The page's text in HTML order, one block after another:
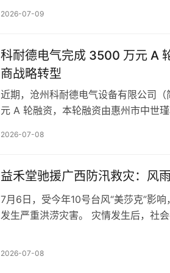
新馆，9/10/11/12 四大展馆，8 万㎡
2026-07-09
科耐德电气完成 3500 万元 A
商战略转型
近期，沧州科耐德电气设备有限公司
元 A 轮融资，本轮融资由惠州市中世
助力公司加快从通用电气设备制造商
册…
2026-07-08
益禾堂驰援广西防汛救灾：风
7月6日，受今年10号台风“美莎克”影
发生严重洪涝灾害。 灾情发生后，社
2026-07-08